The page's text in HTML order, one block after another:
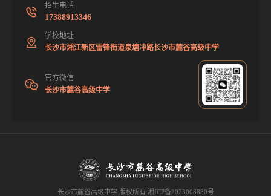
招生电话
17388913346
学校地址
长沙市湘江新区雷锋街道泉塘冲路长沙市麓谷高级中学
官方微信
长沙市麓谷高级中学
长沙市麓谷高级中学 版权所有 湘ICP备2023008880号